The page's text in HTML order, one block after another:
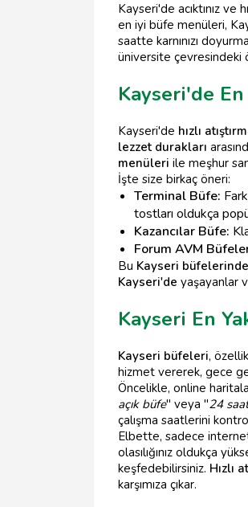
Kayseri'de acıktınız
en iyi büfe menüleri,
saatte karnınızı
üniversite çevresindeki
Kayseri'de
Kayseri'de hızlı
lezzet durakları
menüleri ile meşhur
İşte size birkaç öneri:
Terminal Büfe:
tostları oldukça
Kazancılar Büfe:
Forum AVM
Bu Kayseri büfelerinde
Kayseri'de yaşayanlar
Kayseri En
Kayseri büfeleri,
hizmet vererek, gece
Öncelikle, online
açık büfe" veya "24
çalışma saatlerini
Elbette, sadece
olasılığınız oldukça
keşfedebilirsiniz. Hızlı
karşımıza çıkar.